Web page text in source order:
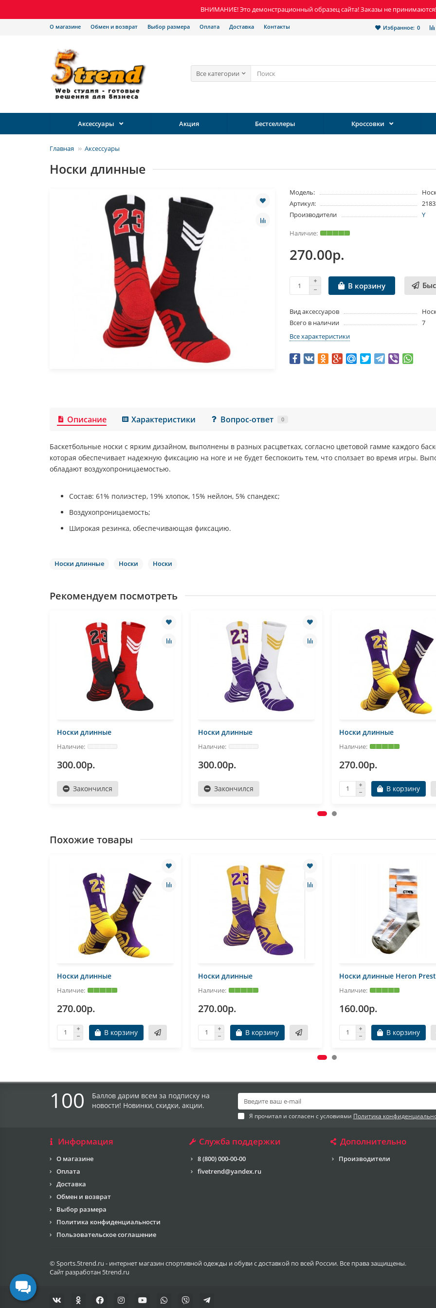
ВНИМАНИЕ! Это демонстрационный образец сайта! Заказы не принимаются!
Избранное: 0
О магазине Обмен и возврат Выбор размера Оплата Доставка Контакты
Все категории
Аксессуары Акция Бестселлеры Кроссовки
Главная Аксессуары
Носки длинные
Модель:
Артикул:
Производители
Y
270.00р.
В корзину
Вид аксессуаров
Всего в наличии
7
Все характеристики
Описание Характеристики Вопрос-ответ 0
Баскетбольные носки с ярким дизайном, выполнены в разных расцветках, согласно цветовой гамме каждого
которая обеспечивает надежную фиксацию на ноге и не будет беспокоить тем, что сползает во время игры.
обладают воздухопроницаемостью.
Состав: 61% полиэстер, 19% хлопок, 15% нейлон, 5% спандекс;
Воздухопроницаемость;
Широкая резинка, обеспечивающая фиксацию.
Носки длинные Носки Носки
Рекомендуем посмотреть
Носки длинные
300.00р.
Закончился
Носки длинные
300.00р.
Закончился
Носки длинные
270.00р.
В корзину
Похожие товары
Носки длинные
270.00р.
В корзину
Носки длинные
270.00р.
В корзину
Носки длинные Heron
160.00р.
В корзину
100
Баллов дарим всем за подписку на
новости! Новинки, скидки, акции.
Я прочитал и согласен с условиями Политика
Информация
О магазине
Оплата
Доставка
Обмен и возврат
Выбор размера
Политика конфиденциальности
Пользовательское соглашение
Служба поддержки
8 (800) 000-00-00
fivetrend@yandex.ru
Дополнительно
Производители
© Sports.5trend.ru - интернет магазин спортивной одежды и обуви с доставкой по всей России. Все права защищены.
Сайт разработан 5trend.ru